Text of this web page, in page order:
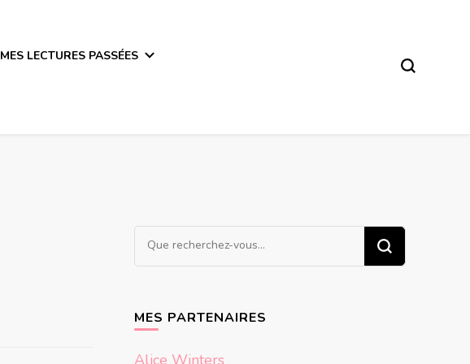
MES LECTURES PASSÉES
Vous
recherchiez
MES PARTENAIRES